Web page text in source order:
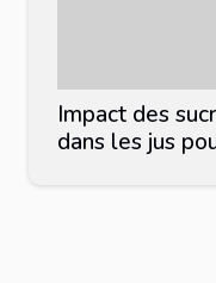
Impact des
dans les jus